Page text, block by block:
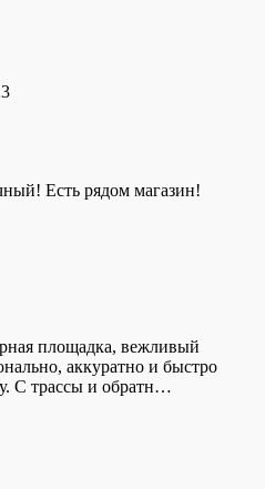
Есть рядом магазин!
площадка, вежливый
аккуратно и быстро
С трассы и обратн…